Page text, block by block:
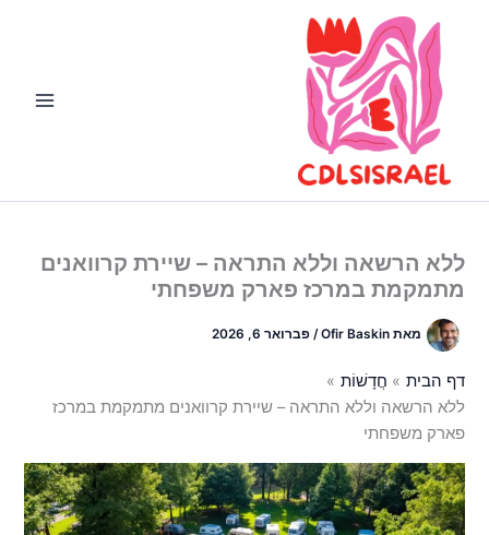
ללא הרשאה וללא התראה – שיירת קרוואנים
מתמקמת במרכז פארק משפחתי
מאתOfir Baskin
/פברואר 6, 2026
דף הבית
חֲדָשׁוֹת
ללא הרשאה וללא התראה – שיירת קרוואנים מתמקמת במרכז
פארק משפחתי